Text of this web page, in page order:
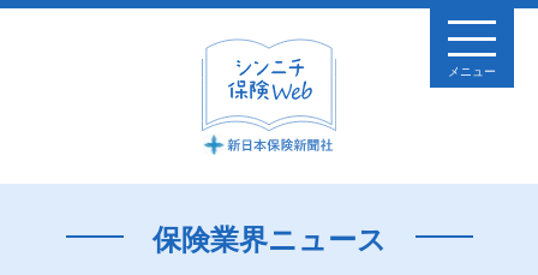
メニュー
保険業界ニュース